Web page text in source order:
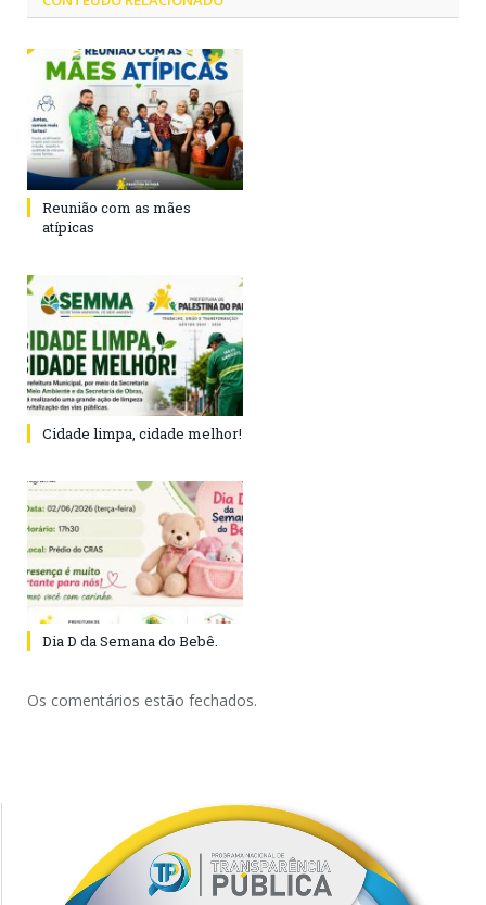
Reunião com as mães
atípicas
Cidade limpa, cidade melhor!
Dia D da Semana do Bebê.
Os comentários estão fechados.